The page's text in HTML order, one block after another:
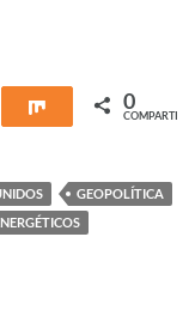
Compartir
0
COMPARTIR
GEOPOLÍTICA